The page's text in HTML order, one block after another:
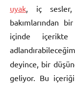
uyak , iç sesler,
bakımlarından
içinde
deyince, bir
geliyor. Bu